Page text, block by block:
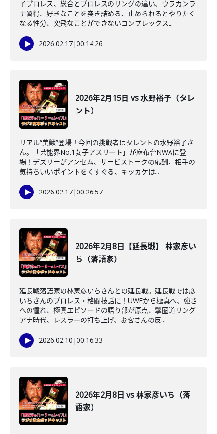
子プロレス、総合とプロレスのリングの違い、ウラカンラ
ナ習得、好きなことを突き詰める、止められるとやりたく
なる性分、突飛なことができないコンプレックス...
2026.02.17|00:14:26
2026年2月15日 vs 水野裕子（タレ
ント）
リアル“美獣”登場！今回の挑戦者はタレントの水野裕子さ
ん。「芸能界No.1女子アスリート」が麻布台NWAに登
場！デズリーがアンセム、サービストークの応酬、相手の
気持ちいいポイントをくすぐる、キッカケは...
2026.02.17|00:26:57
2026年2月8日【延長戦】 林家彦い
ち（落語家）
延長戦落語家の林家彦いちさんとの延長戦。延長戦では彦
いちさんのプロレス・格闘技話に！UWFから極真へ、強さ
への憧れ、極真エピソードの語り部が原点、掣圏道リング
アナ時代、レスラーの打ち上げ、お客さんの反...
2026.02.10 |00:16:33
2026年2月8日 vs 林家彦いち（落
語家）